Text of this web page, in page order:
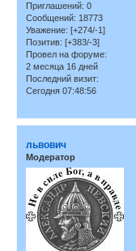
Приглашений: 0
Сообщений: 18773
Уважение: [+274/-1]
Позитив: [+383/-3]
Провел на форуме:
2 месяца 16 дней
Последний визит:
Сегодня 07:48:56
львович
Модератор